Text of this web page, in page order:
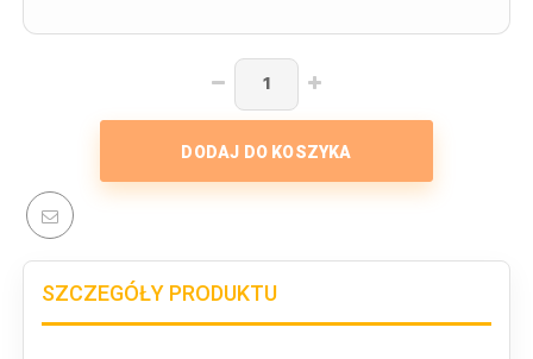
DODAJ DO KOSZYKA
SZCZEGÓŁY PRODUKTU